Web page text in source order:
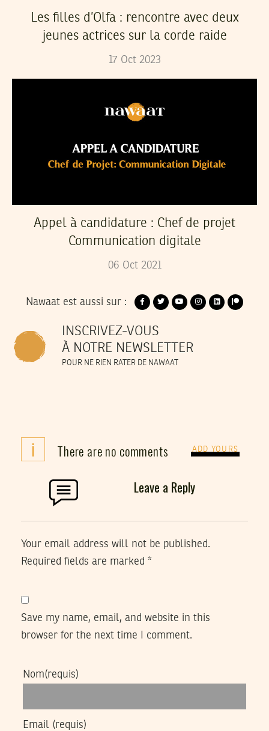
Les filles d’Olfa : rencontre avec deux
jeunes actrices sur la corde raide
17 Oct 2023
Appel à candidature : Chef de projet
Communication digitale
06 Oct 2021
Nawaat est aussi sur :
INSCRIVEZ-VOUS
À NOTRE NEWSLETTER
POUR NE RIEN RATER DE NAWAAT
i There are no comments ADD YOURS
Leave a Reply
Your email address will not be published.
Required fields are marked *
Save my name, email, and website in this
browser for the next time I comment.
Nom(requis)
Email (requis)